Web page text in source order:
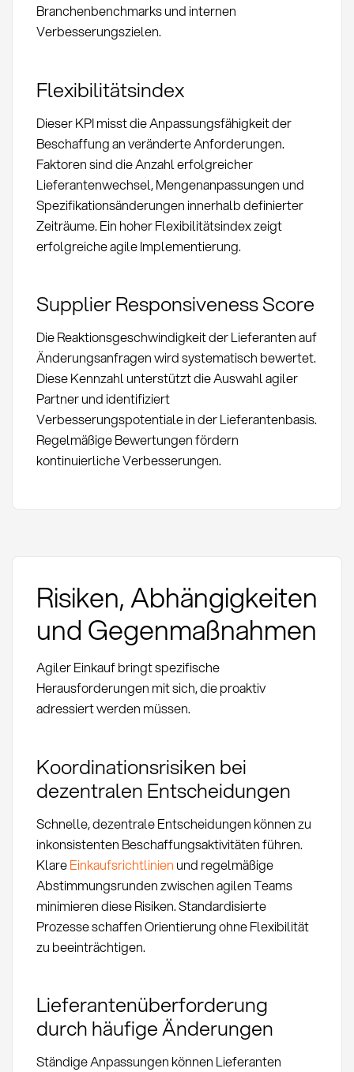
Branchenbenchmarks und internen
Verbesserungszielen.
Flexibilitätsindex
Dieser KPI misst die Anpassungsfähigkeit der
Beschaffung an veränderte Anforderungen.
Faktoren sind die Anzahl erfolgreicher
Lieferantenwechsel, Mengenanpassungen und
Spezifikationsänderungen innerhalb definierter
Zeiträume. Ein hoher Flexibilitätsindex zeigt
erfolgreiche agile Implementierung.
Supplier Responsiveness Score
Die Reaktionsgeschwindigkeit der Lieferanten auf
Änderungsanfragen wird systematisch bewertet.
Diese Kennzahl unterstützt die Auswahl agiler
Partner und identifiziert
Verbesserungspotentiale in der Lieferantenbasis.
Regelmäßige Bewertungen fördern
kontinuierliche Verbesserungen.
Risiken, Abhängigkeiten
und Gegenmaßnahmen
Agiler Einkauf bringt spezifische
Herausforderungen mit sich, die proaktiv
adressiert werden müssen.
Koordinationsrisiken bei
dezentralen Entscheidungen
Schnelle, dezentrale Entscheidungen können zu
inkonsistenten Beschaffungsaktivitäten führen.
KlareEinkaufsrichtlinien und regelmäßige
Abstimmungsrunden zwischen agilen Teams
minimieren diese Risiken. Standardisierte
Prozesse schaffen Orientierung ohne Flexibilität
zu beeinträchtigen.
Lieferantenüberforderung
durch häufige Änderungen
Ständige Anpassungen können Lieferanten